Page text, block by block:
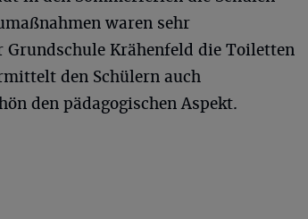
waren sehr
Krähenfeld die Toiletten
den Schülern auch
den pädagogischen Aspekt.